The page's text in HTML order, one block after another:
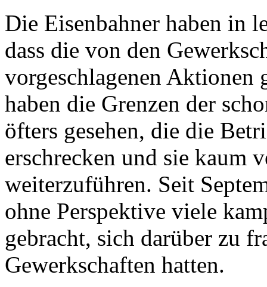
Die Eisenbahner haben in
dass die von den
vorgeschlagenen
haben die Grenzen der
öfters gesehen, die die
erschrecken und sie kaum
weiterzuführen. Seit
ohne Perspektive viele
gebracht, sich darüber zu
Gewerkschaften hatten.